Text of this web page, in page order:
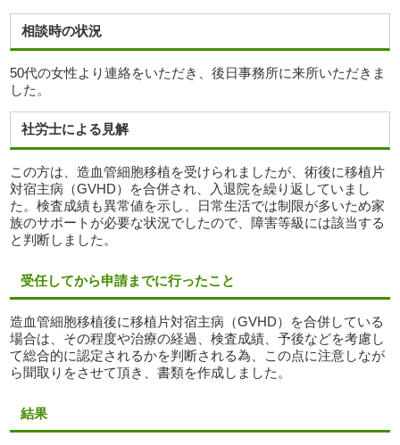
相談時の状況
50代の女性より連絡をいただき、後日事務所に来所いただきま
した。
社労士による見解
この方は、造血管細胞移植を受けられましたが、術後に移植片
対宿主病（GVHD）を合併され、入退院を繰り返していまし
た。検査成績も異常値を示し、日常生活では制限が多いため家
族のサポートが必要な状況でしたので、障害等級には該当する
と判断しました。
受任してから申請までに行ったこと
造血管細胞移植後に移植片対宿主病（GVHD）を合併している
場合は、その程度や治療の経過、検査成績、予後などを考慮し
て総合的に認定されるかを判断される為、この点に注意しなが
ら聞取りをさせて頂き、書類を作成しました。
結果